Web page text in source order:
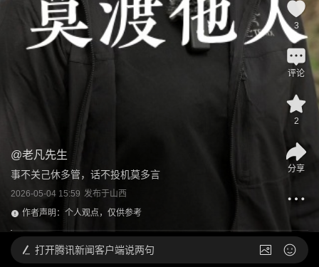
@老凡先生
事不关己休多管，话不投机莫多言
2026-05-04 15:59 发布于山西
作者声明：个人观点，仅供参考
3
评论
2
分享
打开腾讯新闻客户端说两句